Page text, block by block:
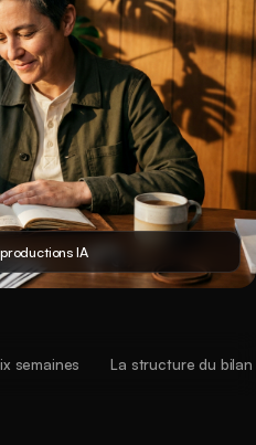
IA
semaines La structure du